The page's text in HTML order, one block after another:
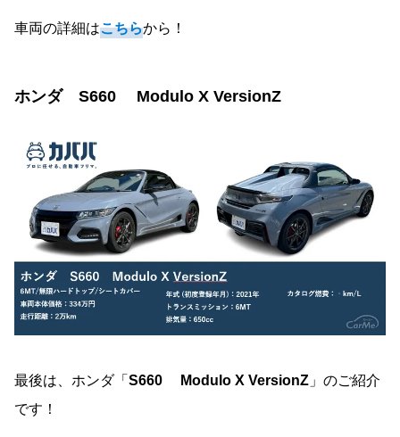
車両の詳細はこちらから！
ホンダ S660 Modulo X VersionZ
最後は、ホンダ「 S660 Modulo X VersionZ 」のご紹介
です！